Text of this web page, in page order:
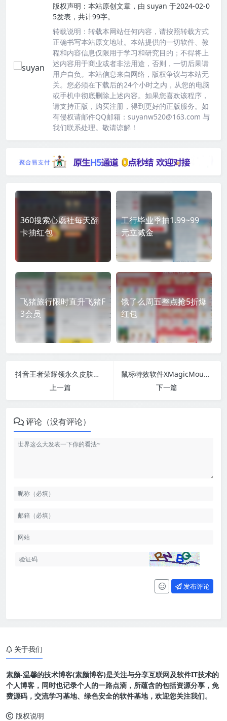
版权声明： 本站原创文章，由 suyan 于2024-02-0
5发表，共计99字。
转载说明： 转载本网站任何内容，请按照转载方式
正确书写本站原文地址。本站提供的一切软件、教
程和内容信息仅限用于学习和研究目的；不得将上
述内容用于商业或者非法用途，否则，一切后果请
用户自负。本站信息来自网络，版权争议与本站无
关。您必须在下载后的24个小时之内，从您的电脑
或手机中彻底删除上述内容。如果您喜欢该程序，
请支持正版，购买注册，得到更好的正版服务。如
有侵权请邮件QQ邮箱：suyanw520@163.com 与
我们联系处理。敬请谅解！
360搜索心愿社每天翻
卡抽红包
工行毕业季抽1.99~99
元立减金
飞猪旅行限时直升飞猪F
3会员
饿了么周五整点抢5折爆
红包
抖音王者荣耀领永久皮肤英雄
上一篇
鼠标特效软件XMagicMouse（酷鱼魔鼠）v2.5.0.58 便携版
下一篇
评论（没有评论）
发布评论
关于我们
素颜-温馨的技术博客(素颜博客)是关注与分享互联网及软件IT技术的
个人博客，同时也记录个人的一路点滴，所蕴含的包括资源分享，免
费源码，交流学习基地、绿色安全的软件基地，欢迎您关注我们。
版权说明